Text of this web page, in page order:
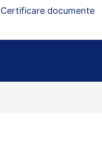
Certificare documente